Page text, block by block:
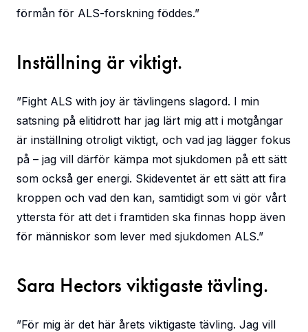
förmån för ALS-forskning föddes.”
Inställning är viktigt.
”Fight ALS with joy är tävlingens slagord. I min
satsning på elitidrott har jag lärt mig att i motgångar
är inställning otroligt viktigt, och vad jag lägger fokus
på – jag vill därför kämpa mot sjukdomen på ett sätt
som också ger energi. Skideventet är ett sätt att fira
kroppen och vad den kan, samtidigt som vi gör vårt
yttersta för att det i framtiden ska finnas hopp även
för människor som lever med sjukdomen ALS.”
Sara Hectors viktigaste tävling.
”För mig är det här årets viktigaste tävling. Jag vill